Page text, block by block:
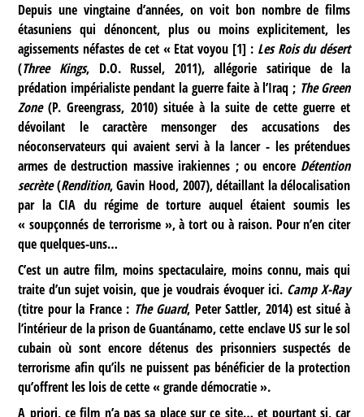
Depuis une vingtaine d’années, on voit bon nombre de films
étasuniens qui dénoncent, plus ou moins explicitement, les
agissements néfastes de cet « Etat voyou [1] : Les Rois du désert
(Three Kings, D.O. Russel, 2011), allégorie satirique de la
prédation impérialiste pendant la guerre faite à l’Iraq ; The Green
Zone(P. Greengrass, 2010) située à la suite de cette guerre et
dévoilant le caractère mensonger des accusations des
néoconservateurs qui avaient servi à la lancer - les prétendues
armes de destruction massive irakiennes ; ou encore Détention
secrète(Rendition, Gavin Hood, 2007), détaillant la délocalisation
par la CIA du régime de torture auquel étaient soumis les
« soupçonnés de terrorisme », à tort ou à raison. Pour n’en citer
que quelques-uns…
C’est un autre film, moins spectaculaire, moins connu, mais qui
traite d’un sujet voisin, que je voudrais évoquer ici. Camp X-Ray
(titre pour la France : The Guard, Peter Sattler, 2014) est situé à
l’intérieur de la prison de Guantánamo, cette enclave US sur le sol
cubain où sont encore détenus des prisonniers suspectés de
terrorisme afin qu’ils ne puissent pas bénéficier de la protection
qu’offrent les lois de cette « grande démocratie ».
A priori, ce film n’a pas sa place sur ce site… et pourtant si, car